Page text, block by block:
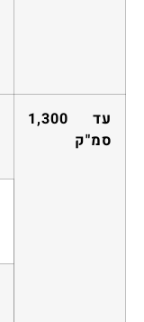
עד 1,300
סמ"ק